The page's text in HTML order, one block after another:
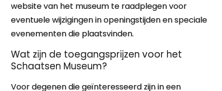
website van het museum te raadplegen voor
eventuele wijzigingen in openingstijden en speciale
evenementen die plaatsvinden.
Wat zijn de toegangsprijzen voor het
Schaatsen Museum?
Voor degenen die geïnteresseerd zijn in een